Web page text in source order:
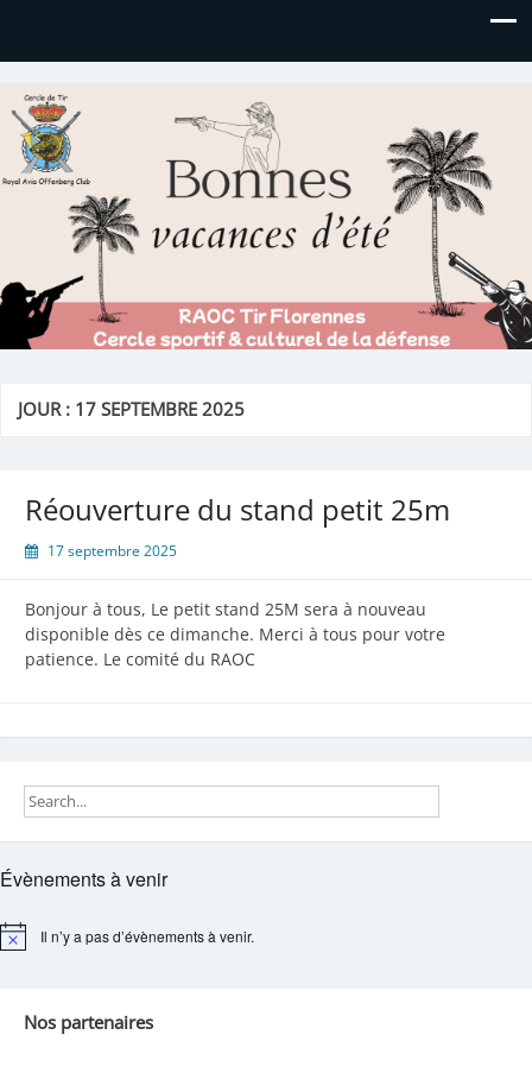
Royal AOC Florennes
Section TIR de l'AVIA
JOUR : 17 SEPTEMBRE 2025
Réouverture du stand petit 25m
17 septembre 2025
Bonjour à tous, Le petit stand 25M sera à nouveau
disponible dès ce dimanche. Merci à tous pour votre
patience. Le comité du RAOC
Évènements à venir
Notice Il n’y a pas d’évènements à venir.
Nos partenaires